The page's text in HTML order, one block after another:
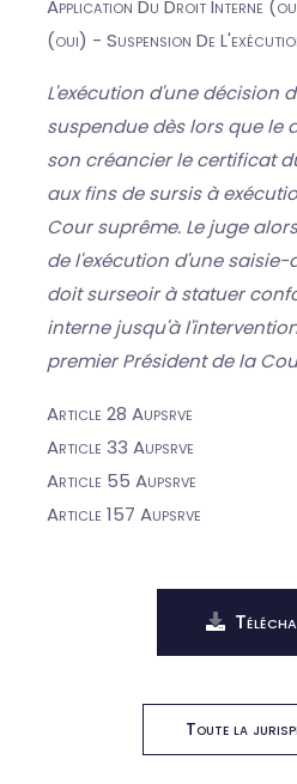
Application Du Droit Interne
(oui) - Suspension De
L'exécution d'une décision
suspendue dès lors que le
son créancier le certificat
aux fins de sursis à
Cour suprême. Le juge
de l'exécution d'une
doit surseoir à statuer
interne jusqu'à
premier Président de la
Article 28 Aupsrve
Article 33 Aupsrve
Article 55 Aupsrve
Article 157 Aupsrve
Toute la